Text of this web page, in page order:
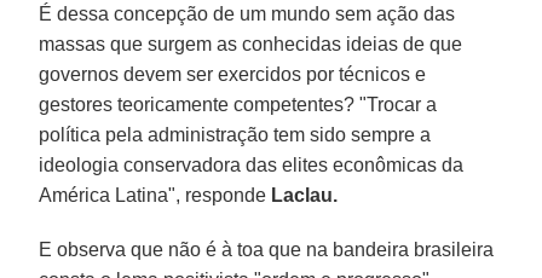
É dessa concepção de um mundo sem ação das
massas que surgem as conhecidas ideias de que
governos devem ser exercidos por técnicos e
gestores teoricamente competentes? "Trocar a
política pela administração tem sido sempre a
ideologia conservadora das elites econômicas da
América Latina", responde Laclau.
E observa que não é à toa que na bandeira brasileira